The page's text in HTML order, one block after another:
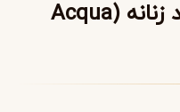
عطر آکوا فیورنتینا کرید زنانه (Acqua